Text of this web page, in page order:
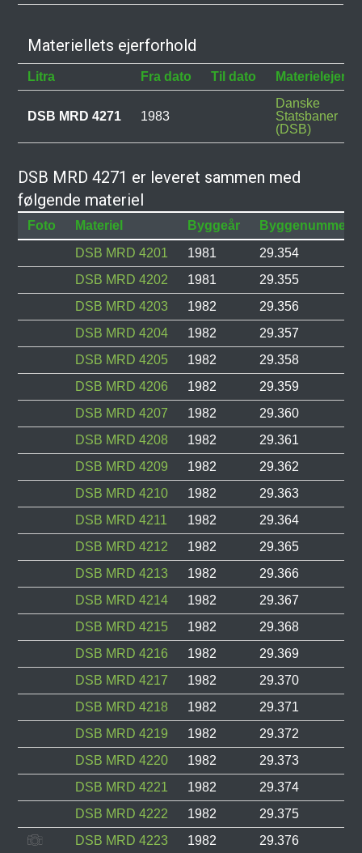
Materiellets ejerforhold
Litra Fra dato Til dato Materielejer
DSB MRD 4271 1983
Danske
Statsbaner
(DSB)
DSB MRD 4271 er leveret sammen med
følgende materiel
Foto Materiel Byggeår
Byggenummer
DSB MRD 4201
1981
29.354
DSB MRD 4202
1981
29.355
DSB MRD 4203
1982
29.356
DSB MRD 4204
1982
29.357
DSB MRD 4205
1982
29.358
DSB MRD 4206
1982
29.359
DSB MRD 4207
1982
29.360
DSB MRD 4208
1982
29.361
DSB MRD 4209
1982
29.362
DSB MRD 4210
1982
29.363
DSB MRD 4211
1982
29.364
DSB MRD 4212
1982
29.365
DSB MRD 4213
1982
29.366
DSB MRD 4214
1982
29.367
DSB MRD 4215
1982
29.368
DSB MRD 4216
1982
29.369
DSB MRD 4217
1982
29.370
DSB MRD 4218
1982
29.371
DSB MRD 4219
1982
29.372
DSB MRD 4220
1982
29.373
DSB MRD 4221
1982
29.374
DSB MRD 4222
1982
29.375
DSB MRD 4223
1982
29.376